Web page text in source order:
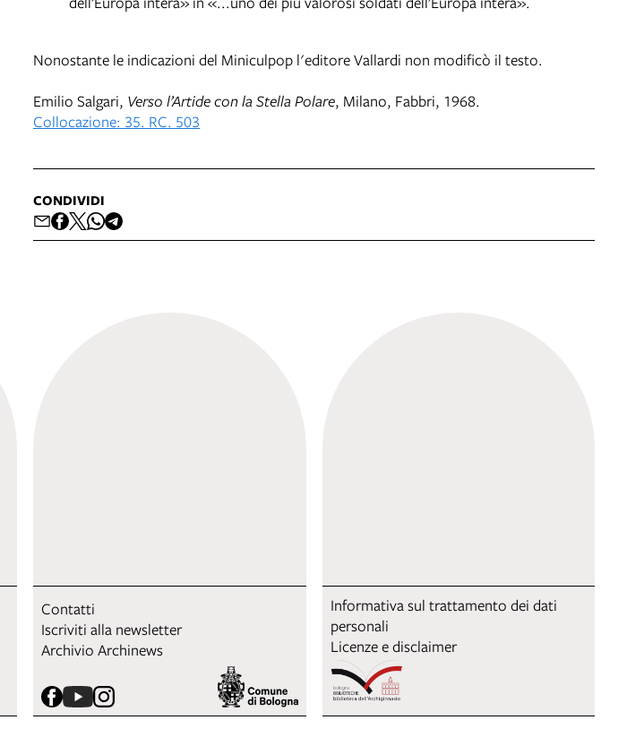
Nonostante le indicazioni del Miniculpop l'editore Vallardi non modificò il testo.
Emilio Salgari, Verso l’Artide con la Stella Polare, Milano, Fabbri, 1968.
Collocazione: 35. RC. 503
CONDIVIDI
Contatti
Iscriviti alla newsletter
Archivio Archinews
Informativa sul trattamento dei dati
personali
Licenze e disclaimer